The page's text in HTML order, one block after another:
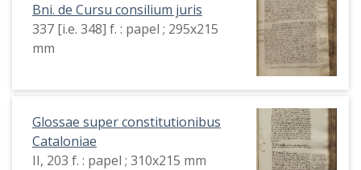
Bni. de Cursu consilium juris
337 [i.e. 348] f. : papel ; 295x215
mm
Glossae super constitutionibus
Cataloniae
II, 203 f. : papel ; 310x215 mm